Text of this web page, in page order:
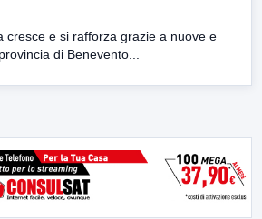
cresce e si rafforza grazie a nuove e
di Benevento...